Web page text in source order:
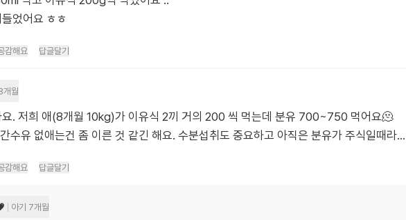
었어요 ㅎㅎ
감해요 답글달기
개월
요. 저희 애(8개월 10kg)가 이유식 2끼 거의 200 씩 먹는데 분유 700~750 먹어요🫠
수유 없애는건 좀 이른 것 같긴 해요. 수분섭취도 중요하고 아직은 분유가 주식일때라…
감해요 답글달기
아기 7개월